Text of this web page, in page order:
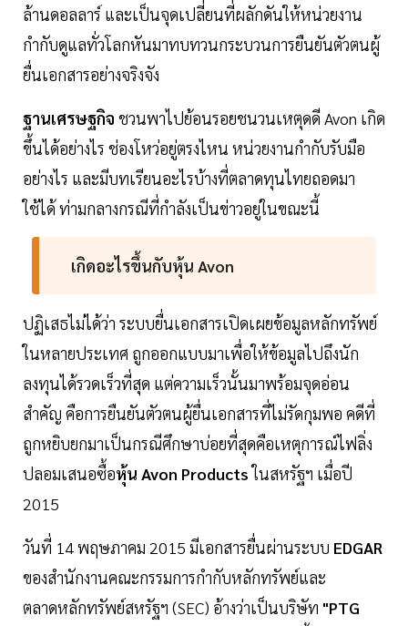
ล้านดอลลาร์ และเป็นจุดเปลี่ยนที่ผลักดันให้หน่วยงาน
กำกับดูแลทั่วโลกหันมาทบทวนกระบวนการยืนยันตัวตนผู้
ยื่นเอกสารอย่างจริงจัง
ฐานเศรษฐกิจ ชวนพาไปย้อนรอยชนวนเหตุดดี Avon เกิด
ขึ้นได้อย่างไร ช่องโหว่อยู่ตรงไหน หน่วยงานกำกับรับมือ
อย่างไร และมีบทเรียนอะไรบ้างที่ตลาดทุนไทยถอดมา
ใช้ได้ ท่ามกลางกรณีที่กำลังเป็นข่าวอยู่ในขณะนี้
เกิดอะไรขึ้นกับหุ้น Avon
ปฏิเสธไม่ได้ว่า ระบบยื่นเอกสารเปิดเผยข้อมูลหลักทรัพย์
ในหลายประเทศ ถูกออกแบบมาเพื่อให้ข้อมูลไปถึงนัก
ลงทุนได้รวดเร็วที่สุด แต่ความเร็วนั้นมาพร้อมจุดอ่อน
สำคัญ คือการยืนยันตัวตนผู้ยื่นเอกสารที่ไม่รัดกุมพอ คดีที่
ถูกหยิบยกมาเป็นกรณีศึกษาบ่อยที่สุดคือเหตุการณ์ไฟลิ่ง
ปลอมเสนอซื้อหุ้น Avon Productsในสหรัฐฯ เมื่อปี
2015
วันที่ 14 พฤษภาคม 2015 มีเอกสารยื่นผ่านระบบ EDGAR
ของสำนักงานคณะกรรมการกำกับหลักทรัพย์และ
ตลาดหลักทรัพย์สหรัฐฯ (SEC) อ้างว่าเป็นบริษัท "PTG